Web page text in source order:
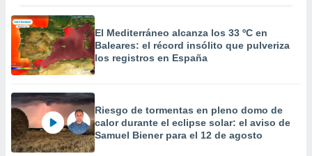
El Mediterráneo alcanza los 33 ºC en
Baleares: el récord insólito que pulveriza
los registros en España
Riesgo de tormentas en pleno domo de
calor durante el eclipse solar: el aviso de
Samuel Biener para el 12 de agosto